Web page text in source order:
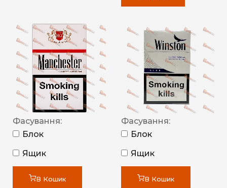
Фасування:
Блок
Ящик
В Кошик
Фасування:
Блок
Ящик
В Кошик